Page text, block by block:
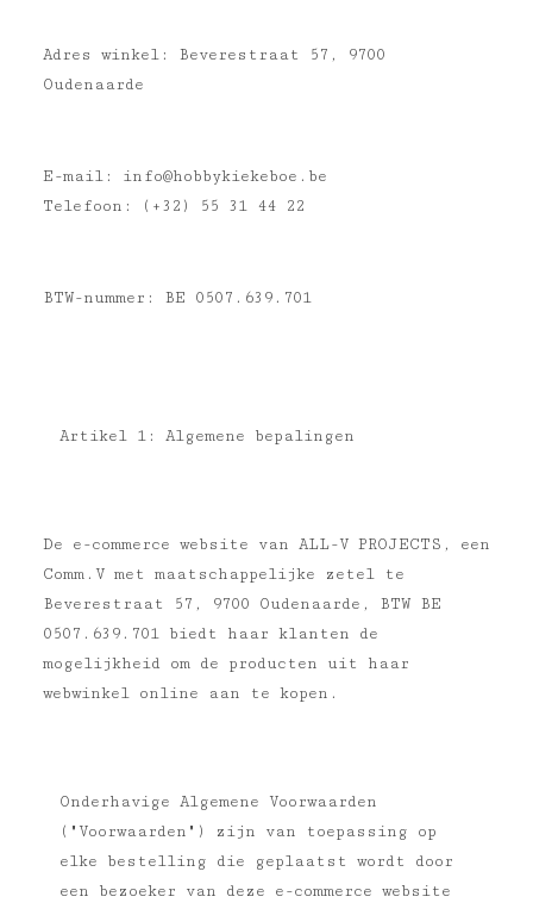
Adres winkel: Beverestraat 57, 9700
Oudenaarde
E-mail: info@hobbykiekeboe.be
Telefoon: (+32) 55 31 44 22
BTW-nummer: BE 0507.639.701
Artikel 1: Algemene bepalingen
De e-commerce website van ALL-V PROJECTS, een
Comm.V met maatschappelijke zetel te
Beverestraat 57, 9700 Oudenaarde, BTW BE
0507.639.701 biedt haar klanten de
mogelijkheid om de producten uit haar
webwinkel online aan te kopen.
Onderhavige Algemene Voorwaarden
("Voorwaarden") zijn van toepassing op
elke bestelling die geplaatst wordt door
een bezoeker van deze e-commerce website